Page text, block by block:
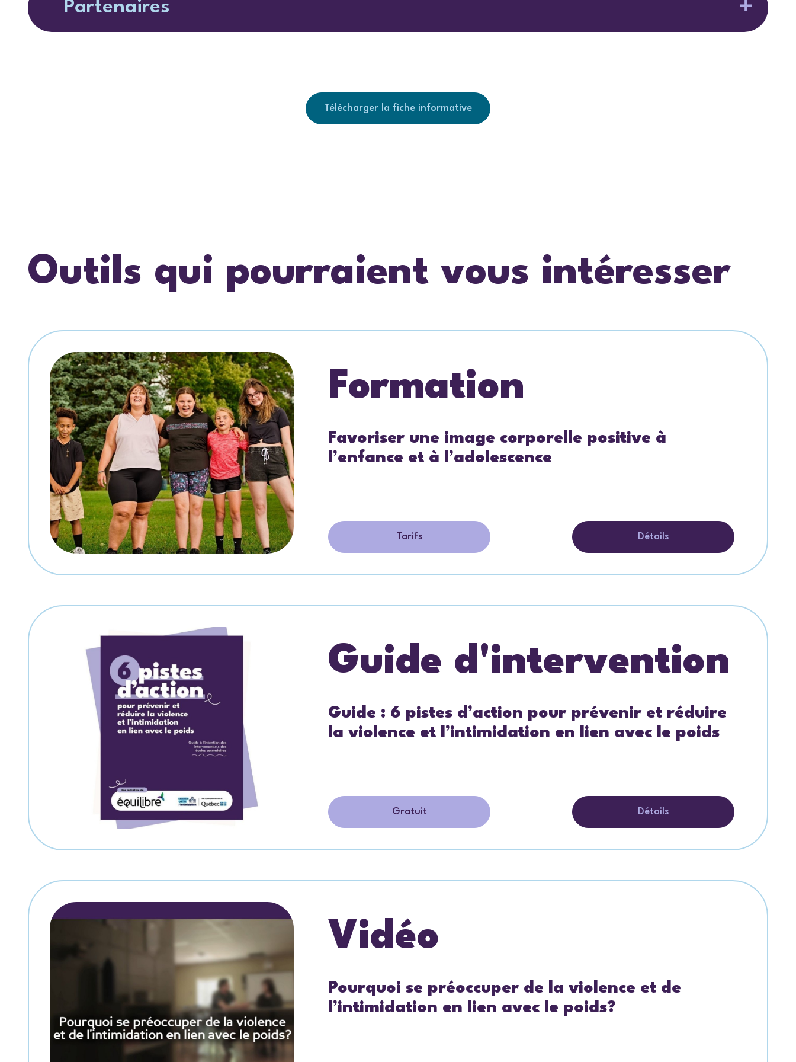
Partenaires
Télécharger la fiche informative
Outils qui pourraient vous intéresser
Formation
Favoriser une image corporelle positive à
l’enfance et à l’adolescence
Tarifs Détails
Guide d'intervention
Guide : 6 pistes d’action pour prévenir et réduire
la violence et l’intimidation en lien avec le poids
Gratuit Détails
Vidéo
Pourquoi se préoccuper de la violence et de
l’intimidation en lien avec le poids?